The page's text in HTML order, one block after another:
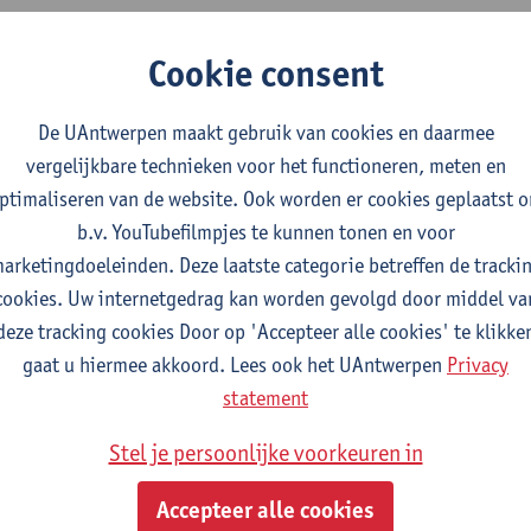
2026-2027 2025-2026 2024-2025
in de geestelijke gezondheidszorg en
en de kinesitherapie
en de kinesitherapie
en de kinesitherapie
en de kinesitherapie
in mental health care and society
Sciences and Physiotherapy: internal conditions
Cookie consent
De UAntwerpen maakt gebruik van cookies en daarmee
vergelijkbare technieken voor het functioneren, meten en
van de website. Ook worden er cookies geplaatst
b.v. YouTubefilmpjes te kunnen tonen en voor
Deze laatste categorie betreffen de
Uw internetgedrag kan worden gevolgd door middel
tracking cookies Door op 'Accepteer alle cookies' te
gaat u hiermee akkoord. Lees ook het UAntwerpen Privacy
statement
Stel je persoonlijke voorkeuren in
Accepteer alle cookies